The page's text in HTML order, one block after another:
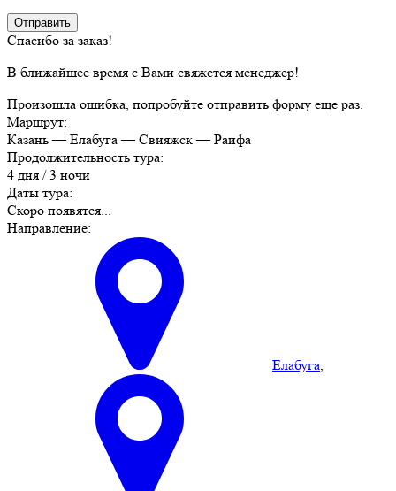
Спасибо за заказ!
В ближайшее время с Вами свяжется менеджер!
Произошла ошибка, попробуйте отправить форму еще раз.
Маршрут:
Казань — Елабуга — Свияжск — Раифа
Продолжительность тура:
4 дня / 3 ночи
Даты тура:
Скоро появятся...
Направление:
Елабуга,